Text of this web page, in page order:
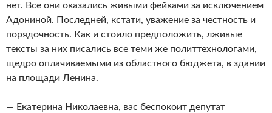
нет. Все они оказались живыми фейками за исключением
Адониной. Последней, кстати, уважение за честность и
порядочность. Как и стоило предположить, лживые
тексты за них писались все теми же политтехнологами,
щедро оплачиваемыми из областного бюджета, в здании
на площади Ленина.
— Екатерина Николаевна, вас беспокоит депутат